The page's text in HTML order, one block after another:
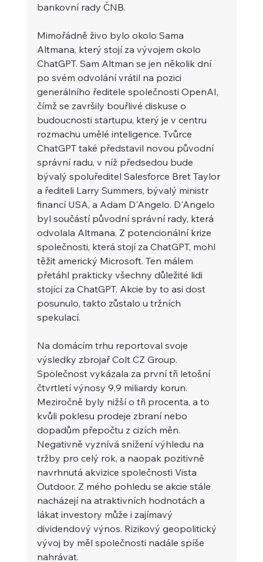
bankovní rady ČNB.
Mimořádně živo bylo okolo Sama
Altmana, který stojí za vývojem okolo
ChatGPT. Sam Altman se jen několik dní
po svém odvolání vrátil na pozici
generálního ředitele společnosti OpenAI,
čímž se završily bouřlivé diskuse o
budoucnosti startupu, který je v centru
rozmachu umělé inteligence. Tvůrce
ChatGPT také představil novou původní
správní radu, v níž předsedou bude
bývalý spoluředitel Salesforce Bret Taylor
a řediteli Larry Summers, bývalý ministr
financí USA, a Adam D'Angelo. D'Angelo
byl součástí původní správní rady, která
odvolala Altmana. Z potencionální krize
společnosti, která stojí za ChatGPT, mohl
těžit americký Microsoft. Ten málem
přetáhl prakticky všechny důležité lidi
stojící za ChatGPT. Akcie by to asi dost
posunulo, takto zůstalo u tržních
spekulací.
Na domácím trhu reportoval svoje
výsledky zbrojař Colt CZ Group.
Společnost vykázala za první tři letošní
čtvrtletí výnosy 9,9 miliardy korun.
Meziročně byly nižší o tři procenta, a to
kvůli poklesu prodeje zbraní nebo
dopadům přepočtu z cizích měn.
Negativně vyznívá snížení výhledu na
tržby pro celý rok, a naopak pozitivně
navrhnutá akvizice společnosti Vista
Outdoor. Z mého pohledu se akcie stále
nacházejí na atraktivních hodnotách a
lákat investory může i zajímavý
dividendový výnos. Rizikový geopolitický
vývoj by měl společnosti nadále spíše
nahrávat.